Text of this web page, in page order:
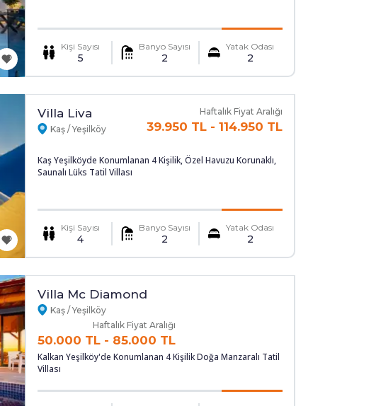
Kişi Sayısı
5
Banyo Sayısı
2
Yatak Odası
2
Villa Liva
Kaş / Yeşilköy
Haftalık Fiyat Aralığı
39.950 TL - 114.950 TL
Kaş Yeşilköyde Konumlanan 4 Kişilik, Özel Havuzu Korunaklı,
Saunalı Lüks Tatil Villası
Kişi Sayısı
4
Banyo Sayısı
2
Yatak Odası
2
Villa Mc Diamond
Kaş / Yeşilköy
Haftalık Fiyat Aralığı
50.000 TL - 85.000 TL
Kalkan Yeşilköy'de Konumlanan 4 Kişilik Doğa Manzaralı Tatil
Villası